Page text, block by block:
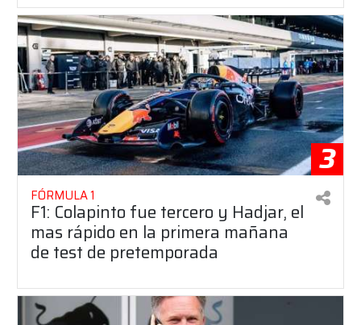
3
FÓRMULA 1
F1: Colapinto fue tercero y Hadjar, el
mas rápido en la primera mañana
de test de pretemporada